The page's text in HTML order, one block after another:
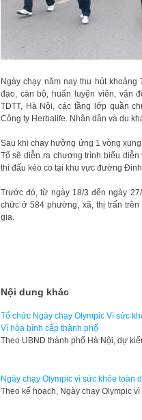
Ngày chạy năm nay thu hút
đạo, cán bộ, huấn luyện viên, vận
TDTT, Hà Nội, các tầng lớp quần
Công ty Herbalife. Nhân dân và du
Sau khi chạy hưởng ứng 1 vòng
Tổ sẽ diễn ra chương trình biểu
thi đấu kéo co tại khu vực đường
Trước đó, từ ngày 18/3 đến ngày
chức ở 584 phường, xã, thị trấn
gia.
Nội dung khác
Tổ chức Ngày chạy Olympic Vì sức
Vì hòa bình cấp thành phố
Theo UBND thành phố Hà Nội, dự
Ngày chạy Olympic vì sức khỏe toàn
Theo kế hoạch, Ngày chạy Olympic